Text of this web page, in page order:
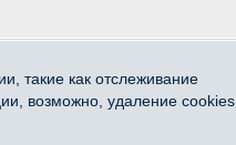
такие как отслеживание
возможно, удаление cookies